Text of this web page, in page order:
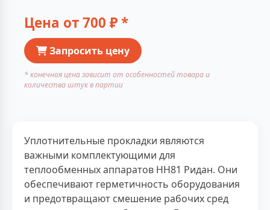
Цена от700 ₽ *
Запросить цену
* конечная цена зависит от особенностей товара и
количества штук в партии
Уплотнительные прокладки являются
важными комплектующими для
теплообменных аппаратов НН81 Ридан. Они
обеспечивают герметичность оборудования
и предотвращают смешение рабочих сред